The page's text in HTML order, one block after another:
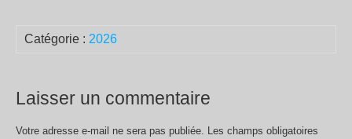
Catégorie : 2026
Laisser un commentaire
Votre adresse e-mail ne sera pas publiée. Les champs obligatoires